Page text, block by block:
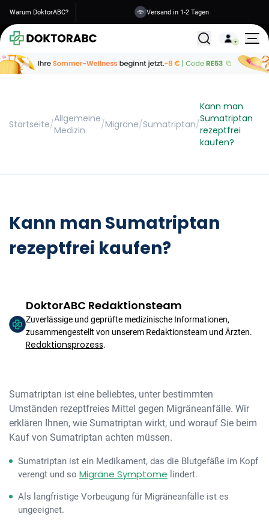
Warum DoktorABC? Versand in 1-2 Tagen
Alle
Startseite/Allgemeine
Medizin
/Migräne/Sumatriptan/
Kann man
Sumatriptan
rezeptfrei
kaufen?
Kann man Sumatriptan
rezeptfrei kaufen?
DoktorABC Redaktionsteam
Zuverlässige und geprüfte medizinische Informationen,
zusammengestellt von unserem Redaktionsteam und Ärzten.
Redaktionsprozess.
Sumatriptan ist eine beliebtes, unter bestimmten
Umständen rezeptfreies Mittel gegen Migräneanfälle. Wir
erklären Ihnen, wie Sumatriptan wirkt, und worauf Sie beim
Kauf von Sumatriptan achten müssen.
Sumatriptan ist ein Medikament, das die Blutgefäße im Kopf
verengt und so Migräne Symptome lindert.
Als langfristige Vorbeugung für Migräneanfälle ist es
ungeeignet.